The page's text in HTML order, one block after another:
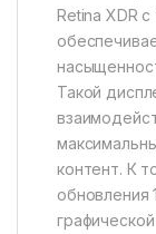
Retina XDR
Такой
контент. К
обновления